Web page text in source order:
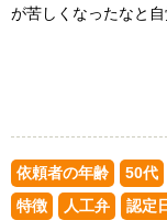
が苦しくなったなと
依頼者の年齢 50代
特徴
人工弁 認定